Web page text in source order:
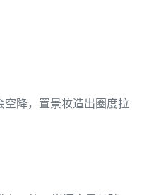
空降，置景妆造出圈度拉